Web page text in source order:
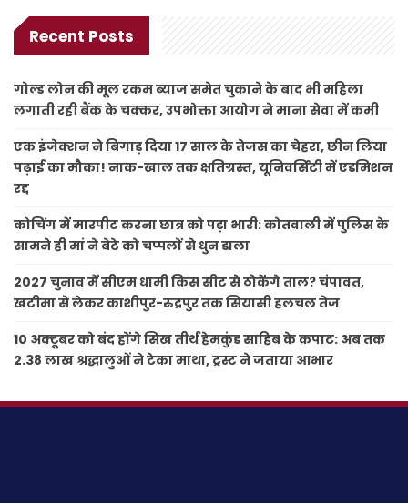
Recent Posts
गोल्ड लोन की मूल रकम ब्याज समेत चुकाने के बाद भी महिला
लगाती रही बैंक के चक्कर, उपभोक्ता आयोग ने माना सेवा में कमी
एक इंजेक्शन ने बिगाड़ दिया 17 साल के तेजस का चेहरा, छीन लिया
पढ़ाई का मौका! नाक-खाल तक क्षतिग्रस्त, यूनिवर्सिटी में एडमिशन
रद्द
कोचिंग में मारपीट करना छात्र को पड़ा भारी: कोतवाली में पुलिस के
सामने ही मां ने बेटे को चप्पलों से धुन डाला
2027 चुनाव में सीएम धामी किस सीट से ठोकेंगे ताल? चंपावत,
खटीमा से लेकर काशीपुर-रुद्रपुर तक सियासी हलचल तेज
10 अक्टूबर को बंद होंगे सिख तीर्थ हेमकुंड साहिब के कपाट: अब तक
2.38 लाख श्रद्धालुओं ने टेका माथा, ट्रस्ट ने जताया आभार